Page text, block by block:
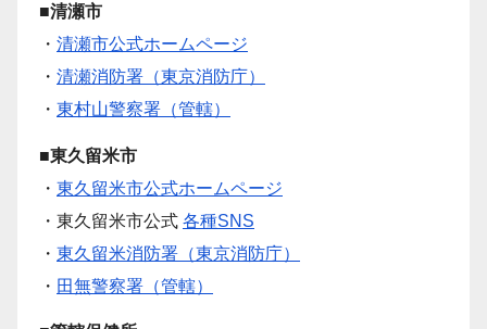
■清瀬市
・ 清瀬市公式ホームページ
・ 清瀬消防署（東京消防庁）
・ 東村山警察署（管轄）
■東久留米市
・ 東久留米市公式ホームページ
・東久留米市公式 各種SNS
・ 東久留米消防署（東京消防庁）
・ 田無警察署（管轄）